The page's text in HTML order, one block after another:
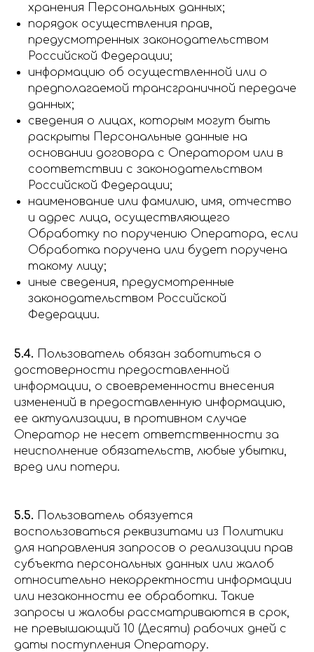
хранения Персональных данных;
порядок осуществления прав,
предусмотренных законодательством
Российской Федерации;
информацию об осуществленной или о
предполагаемой трансграничной передаче
данных;
сведения о лицах, которым могут быть
раскрыты Персональные данные на
основании договора с Оператором или в
соответствии с законодательством
Российской Федерации;
наименование или фамилию, имя, отчество
и адрес лица, осуществляющего
Обработку по поручению Оператора, если
Обработка поручена или будет поручена
такому лицу;
иные сведения, предусмотренные
законодательством Российской
Федерации.
5.4. Пользователь обязан заботиться о
достоверности предоставленной
информации, о своевременности внесения
изменений в предоставленную информацию,
ее актуализации, в противном случае
Оператор не несет ответственности за
неисполнение обязательств, любые убытки,
вред или потери.
5.5. Пользователь обязуется
воспользоваться реквизитами из Политики
для направления запросов о реализации прав
субъекта персональных данных или жалоб
относительно некорректности информации
или незаконности ее обработки. Такие
запросы и жалобы рассматриваются в срок,
не превышающий 10 (Десяти) рабочих дней с
даты поступления Оператору.